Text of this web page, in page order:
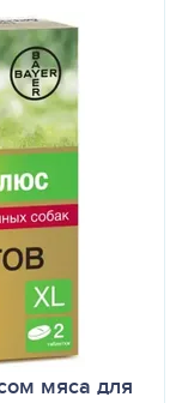
мяса для